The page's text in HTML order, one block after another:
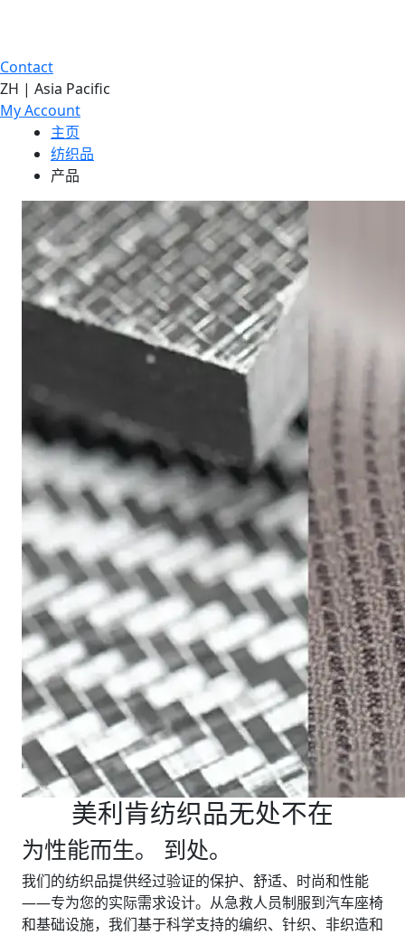
Contact
ZH | Asia Pacific
My Account
主页
纺织品
产品
美利肯纺织品无处不在
为性能而生。 到处。
我们的纺织品提供经过验证的保护、舒适、时尚和性能
——专为您的实际需求设计。从急救人员制服到汽车座椅
和基础设施，我们基于科学支持的编织、针织、非织造和